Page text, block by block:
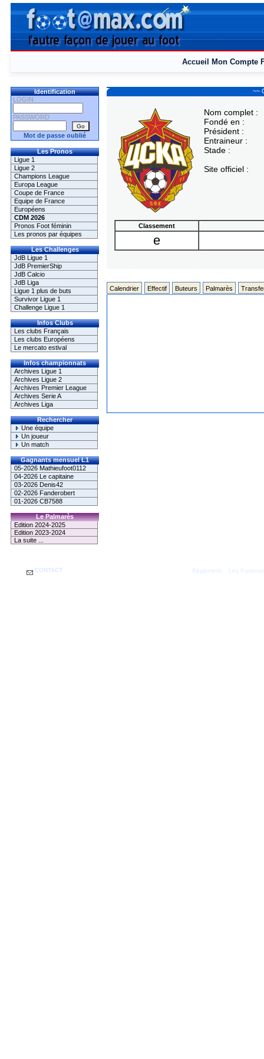
Accueil Mon Compte
Identification
LOGIN
PASSWORD
Mot de passe oublié
Les Pronos
Ligue 1
Ligue 2
Champions League
Europa League
Coupe de France
Equipe de France
Européens
CDM 2026
Pronos Foot féminin
Les pronos par équipes
Les Challenges
JdB Ligue 1
JdB PremierShip
JdB Calcio
JdB Liga
Ligue 1 plus de buts
Survivor Ligue 1
Challenge Ligue 1
Infos Clubs
Les clubs Français
Les clubs Européens
Le mercato estival
Infos championnats
Archives Ligue 1
Archives Ligue 2
Archives Premier League
Archives Serie A
Archives Liga
Rechercher
Une équipe
Un joueur
Un match
Gagnants mensuel L1
05-2026 Mathieufoot0112
04-2026 Le capitaine
03-2026 Denis42
02-2026 Fanderobert
01-2026 CB7588
Le Palmarès
Edition 2024-2025
Edition 2023-2024
La suite ...
~~
Nom complet :
Fondé en :
Président :
Entraineur :
Stade :
Site officiel :
Classement
e
Calendrier Effectif Buteurs Palmarès
CONTACT Règlement Les